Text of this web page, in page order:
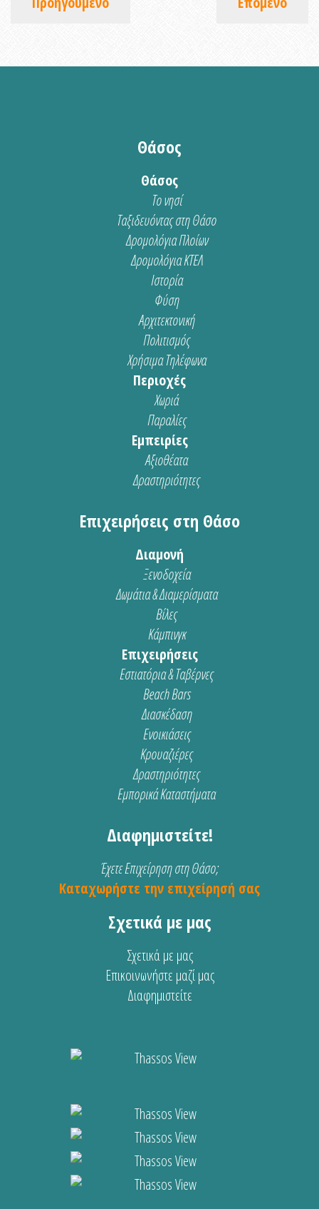
Θάσος
Θάσος
Το νησί
Ταξιδευόντας στη Θάσο
Δρομολόγια Πλοίων
Δρομολόγια ΚΤΕΛ
Ιστορία
Φύση
Αρχιτεκτονική
Πολιτισμός
Χρήσιμα Τηλέφωνα
Περιοχές
Χωριά
Παραλίες
Εμπειρίες
Αξιοθέατα
Δραστηριότητες
Επιχειρήσεις στη Θάσο
Διαμονή
Ξενοδοχεία
Δωμάτια & Διαμερίσματα
Βίλες
Κάμπινγκ
Επιχειρήσεις
Εστιατόρια & Ταβέρνες
Beach Bars
Διασκέδαση
Ενοικιάσεις
Κρουαζιέρες
Δραστηριότητες
Εμπορικά Καταστήματα
Διαφημιστείτε!
Έχετε Επιχείρηση στη Θάσο;
Καταχωρήστε την επιχείρησή σας
Σχετικά με μας
Σχετικά με μας
Επικοινωνήστε μαζί μας
Διαφημιστείτε